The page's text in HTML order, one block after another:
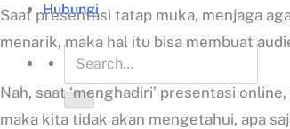
Hubungi
Saat presentasi tatap muka, menjaga
menarik, maka hal itu bisa membuat
Nah, saat ‘menghadiri’ presentasi
maka kita tidak akan mengetahui, apa